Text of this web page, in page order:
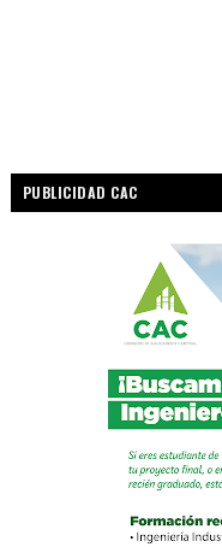
PUBLICIDAD CAC